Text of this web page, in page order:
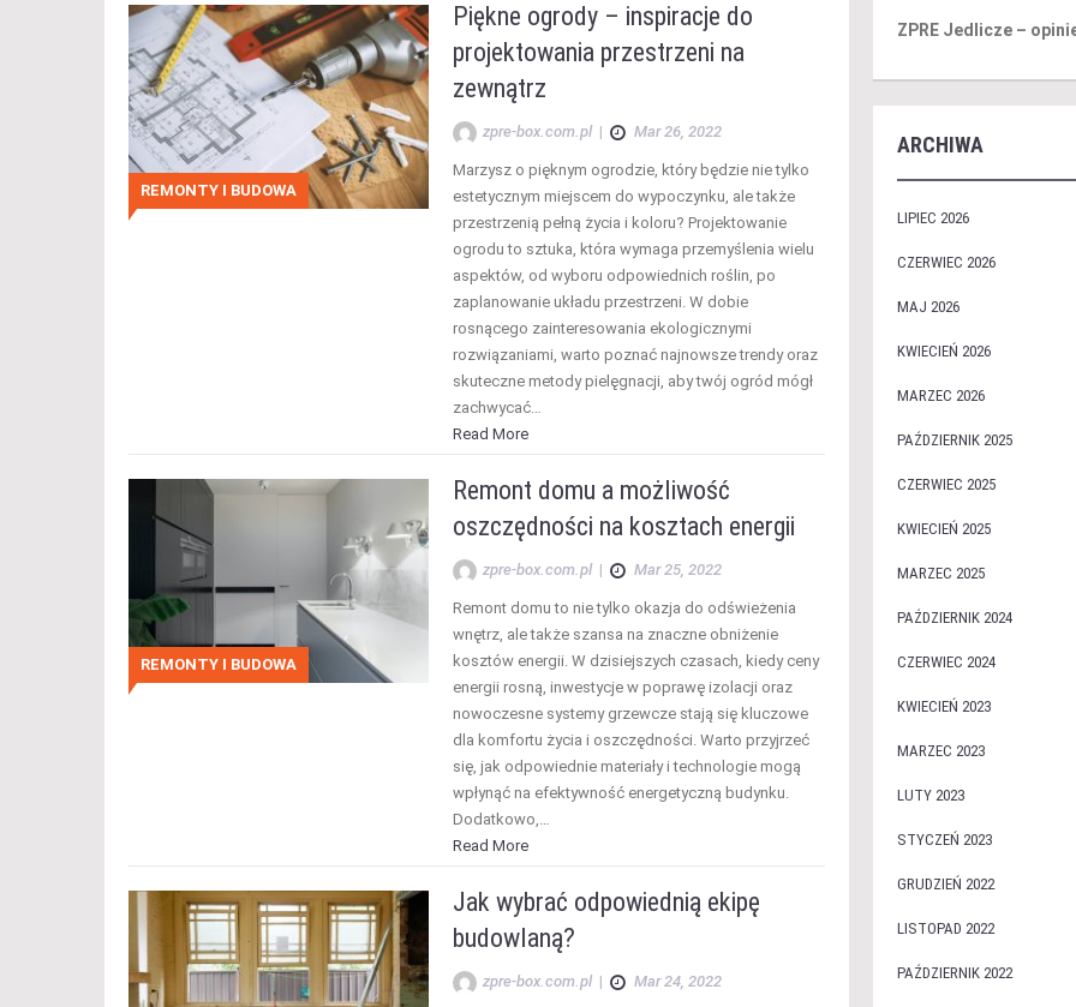
REMONTY I BUDOWA
Piękne ogrody – inspiracje do
projektowania przestrzeni na
zewnątrz
zpre-box.com.pl | Mar 26, 2022
Marzysz o pięknym ogrodzie, który będzie nie tylko
estetycznym miejscem do wypoczynku, ale także
przestrzenią pełną życia i koloru? Projektowanie
ogrodu to sztuka, która wymaga przemyślenia wielu
aspektów, od wyboru odpowiednich roślin, po
zaplanowanie układu przestrzeni. W dobie
rosnącego zainteresowania ekologicznymi
rozwiązaniami, warto poznać najnowsze trendy oraz
skuteczne metody pielęgnacji, aby twój ogród mógł
zachwycać…
Read More
REMONTY I BUDOWA
Remont domu a możliwość
oszczędności na kosztach energii
zpre-box.com.pl | Mar 25, 2022
Remont domu to nie tylko okazja do odświeżenia
wnętrz, ale także szansa na znaczne obniżenie
kosztów energii. W dzisiejszych czasach, kiedy ceny
energii rosną, inwestycje w poprawę izolacji oraz
nowoczesne systemy grzewcze stają się kluczowe
dla komfortu życia i oszczędności. Warto przyjrzeć
się, jak odpowiednie materiały i technologie mogą
wpłynąć na efektywność energetyczną budynku.
Dodatkowo,…
Read More
Jak wybrać odpowiednią ekipę
budowlaną?
zpre-box.com.pl | Mar 24, 2022
ZPRE Jedlicze –
ARCHIWA
LIPIEC 2026
CZERWIEC 2026
MAJ 2026
KWIECIEŃ 2026
MARZEC 2026
PAŹDZIERNIK 2025
CZERWIEC 2025
KWIECIEŃ 2025
MARZEC 2025
PAŹDZIERNIK 2024
CZERWIEC 2024
KWIECIEŃ 2023
MARZEC 2023
LUTY 2023
STYCZEŃ 2023
GRUDZIEŃ 2022
LISTOPAD 2022
PAŹDZIERNIK 2022